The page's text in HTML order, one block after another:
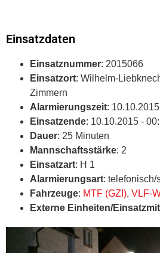
Einsatzdaten
Einsatznummer: 2015066
Einsatzort: Wilhelm-
Zimmern
Alarmierungszeit:
Einsatzende: 10.10.2015 -
Dauer: 25 Minuten
Mannschaftsstärke: 2
Einsatzart: H 1
Alarmierungsart: telefonisch/
Fahrzeuge: MTF (GZI), VLF-
Externe Einheiten/